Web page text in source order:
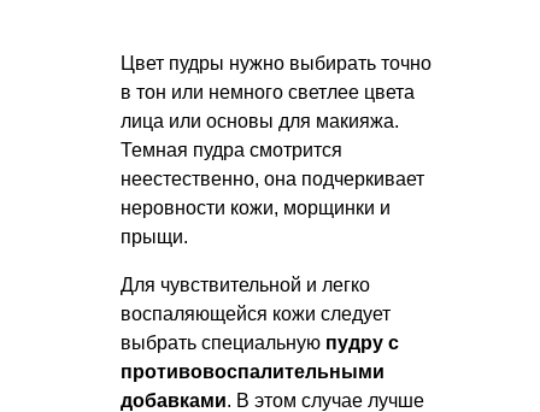
Цвет пудры нужно выбирать точно
в тон или немного светлее цвета
лица или основы для макияжа.
Темная пудра смотрится
неестественно, она подчеркивает
неровности кожи, морщинки и
прыщи.
Для чувствительной и легко
воспаляющейся кожи следует
выбрать специальную пудру с
противовоспалительными
добавками. В этом случае лучше